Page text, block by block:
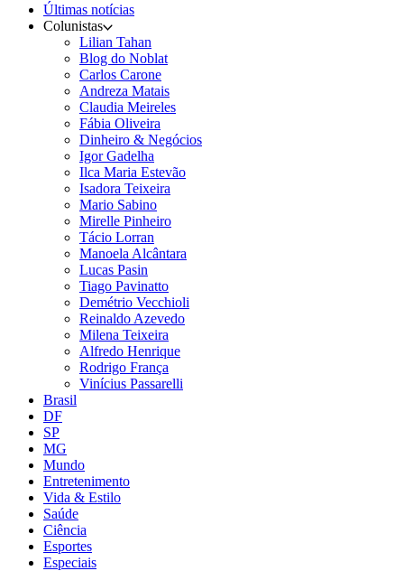
Últimas notícias
Colunistas
Lilian Tahan
Blog do Noblat
Carlos Carone
Andreza Matais
Claudia Meireles
Fábia Oliveira
Dinheiro & Negócios
Igor Gadelha
Ilca Maria Estevão
Isadora Teixeira
Mario Sabino
Mirelle Pinheiro
Tácio Lorran
Manoela Alcântara
Lucas Pasin
Tiago Pavinatto
Demétrio Vecchioli
Reinaldo Azevedo
Milena Teixeira
Alfredo Henrique
Rodrigo França
Vinícius Passarelli
Brasil
DF
SP
MG
Mundo
Entretenimento
Vida & Estilo
Saúde
Ciência
Esportes
Especiais